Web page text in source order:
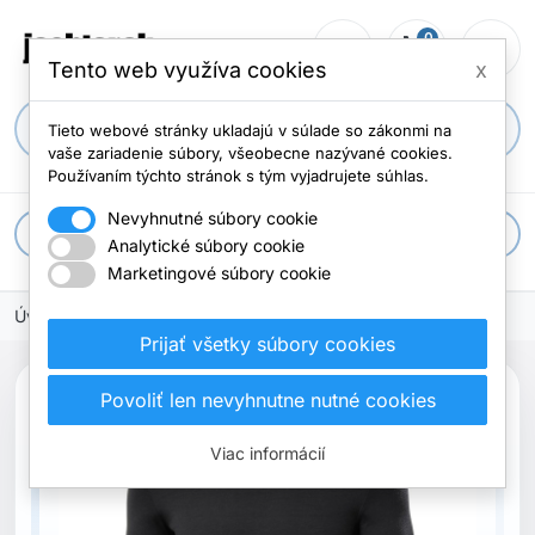
person_outline shopping_cart
0
Početmenu
apps Všetky kategórie
Úvodná stránka
Tento web využíva cookies x
Tieto webové stránky ukladajú v súlade so zákonmi na
vaše zariadenie súbory, všeobecne nazývané cookies.
Používaním týchto stránok s tým vyjadrujete súhlas.
Nevyhnutné súbory cookie
Analytické súbory cookie
Marketingové súbory cookie
Prijať všetky súbory cookies
Povoliť len nevyhnutne nutné cookies
Viac informácií